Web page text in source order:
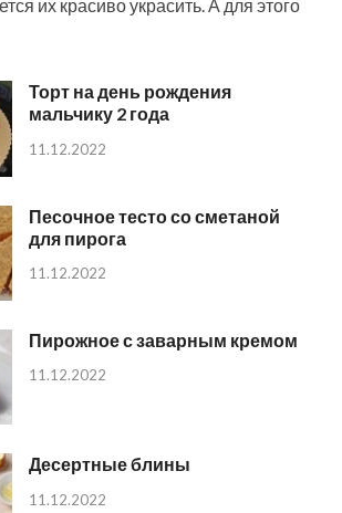
их красиво украсить. А для этого
Торт на день рождения
мальчику 2 года
11.12.2022
Песочное тесто со сметаной
для пирога
11.12.2022
Пирожное с заварным кремом
11.12.2022
Десертные блины
11.12.2022